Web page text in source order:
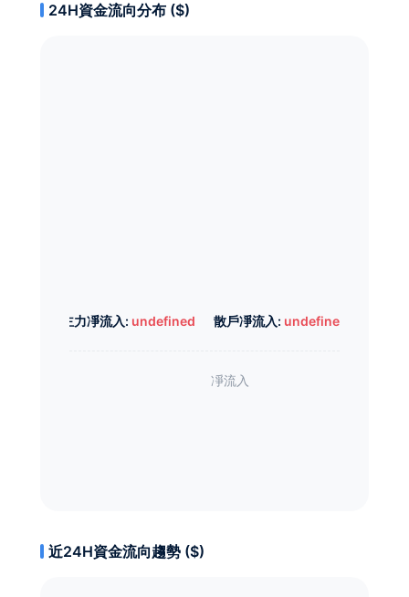
24H資金流向分布 ($)
主力凈流入: undefined 散戶凈流入: undefined
近24H資金流向趨勢 ($)